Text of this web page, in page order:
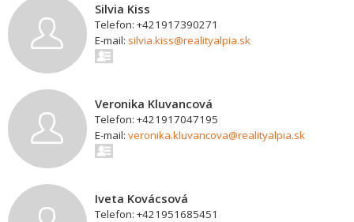
Silvia Kiss
Telefon: +421917390271
E-mail: silvia.kiss@realityalpia.sk
Veronika Kluvancová
Telefon: +421917047195
E-mail: veronika.kluvancova@realityalpia.sk
Iveta Kovácsová
Telefon: +421951685451